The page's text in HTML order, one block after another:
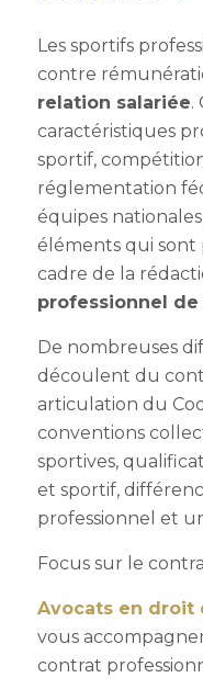
Les sportifs
contre
relation salariée.
caractéristiques
sportif,
réglementation
équipes
éléments qui sont
cadre de la
professionnel
De nombreuses
découlent du
articulation du
conventions
sportives,
et sportif,
professionnel et
Focus sur le
Avocats en droit
vous
contrat